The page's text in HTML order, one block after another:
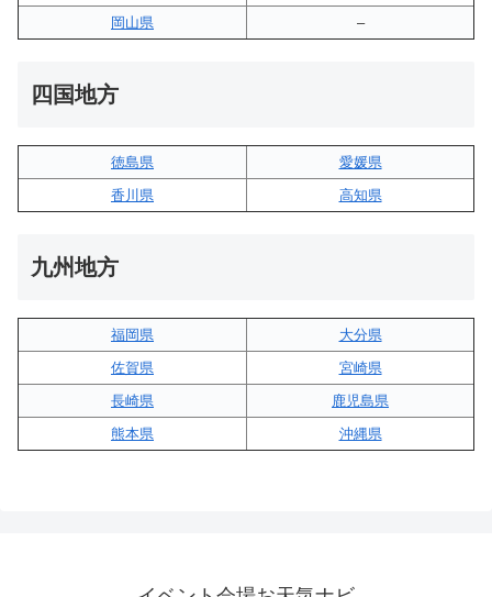
岡山県
–
四国地方
徳島県
愛媛県
香川県
高知県
九州地方
福岡県
大分県
佐賀県
宮崎県
長崎県
鹿児島県
熊本県
沖縄県